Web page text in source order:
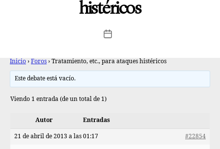
histéricos
Inicio › Foros › Tratamiento, etc., para ataques histéricos
Este debate está vacío.
Viendo 1 entrada (de un total de 1)
Autor Entradas
21 de abril de 2013 a las 01:17 #22854